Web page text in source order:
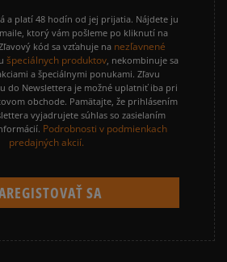
a platí 48 hodín od jej prijatia. Nájdete ju
ktorý vám pošleme po kliknutí na
kód sa vzťahuje na nezľavnené
špeciálnych produktov, nekombinuje sa
a špeciálnymi ponukami. Zľavu
do Newslettera je možné uplatniť iba pri
obchode. Pamätajte, že prihlásením
vyjadrujete súhlas so zasielaním
Podrobnosti v podmienkach
predajných akcií.